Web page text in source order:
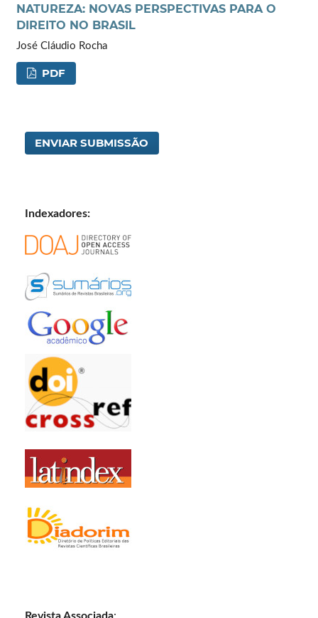
NATUREZA: NOVAS PERSPECTIVAS PARA O
DIREITO NO BRASIL
José Cláudio Rocha
PDF
ENVIAR SUBMISSÃO
Indexadores: